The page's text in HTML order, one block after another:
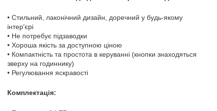
• Стильний, лаконічний дизайн, доречний у будь-якому
інтер'єрі
• Не потребує підзаводки
• Хороша якість за доступною ціною
• Компактність та простота в керуванні (кнопки знаходяться
зверху на годиннику)
• Регулювання яскравості
Комплектація: